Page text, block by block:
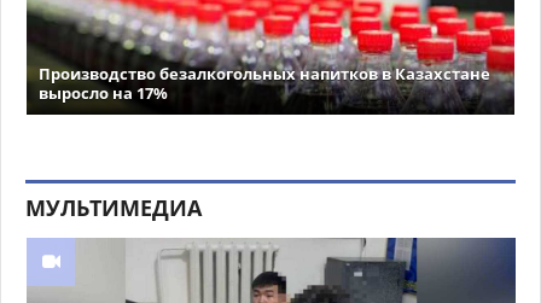
Производство безалкогольных напитков в Казахстане
выросло на 17%
МУЛЬТИМЕДИА